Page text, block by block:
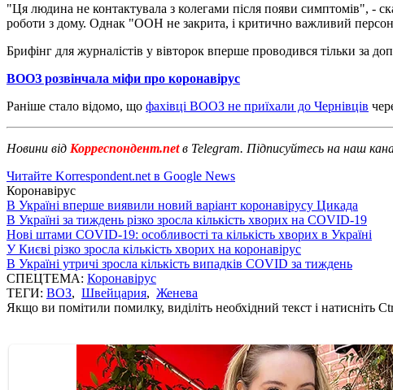
"Ця людина не контактувала з колегами після появи симптомів", -
роботи з дому. Однак "ООН не закрита, і критично важливий
Брифінг для журналістів у вівторок вперше проводився тільки за
ВООЗ розвінчала міфи про коронавірус
Раніше стало відомо, що фахівці ВООЗ не приїхали до Чернівців
Новини від Корреспондент.netв Telegram. Підписуйтесь на наш
Читайте Korrespondent.net в Google News
Коронавірус
В Україні вперше виявили новий варіант коронавірусу Цикада
В Україні за тиждень різко зросла кількість хворих на COVID-19
Нові штами COVID-19: особливості та кількість хворих в Україні
У Києві різко зросла кількість хворих на коронавірус
В Україні утричі зросла кількість випадків COVID за тиждень
СПЕЦТЕМА: Коронавірус
ТЕГИ: ВОЗ, Швейцария, Женева
Якщо ви помітили помилку, виділіть необхідний текст і натисніть